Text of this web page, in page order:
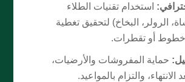
استخدام تقنيات الطلاء
الرولر، البخاخ) لتحقيق تغطية
خطوط أو تقطرات.
حماية المفروشات والأرضيات،
والتزام بالمواعيد.